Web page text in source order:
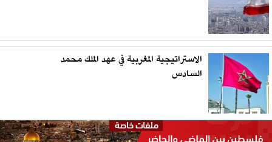
الاستراتيجية المغربية في عهد الملك محمد
السادس